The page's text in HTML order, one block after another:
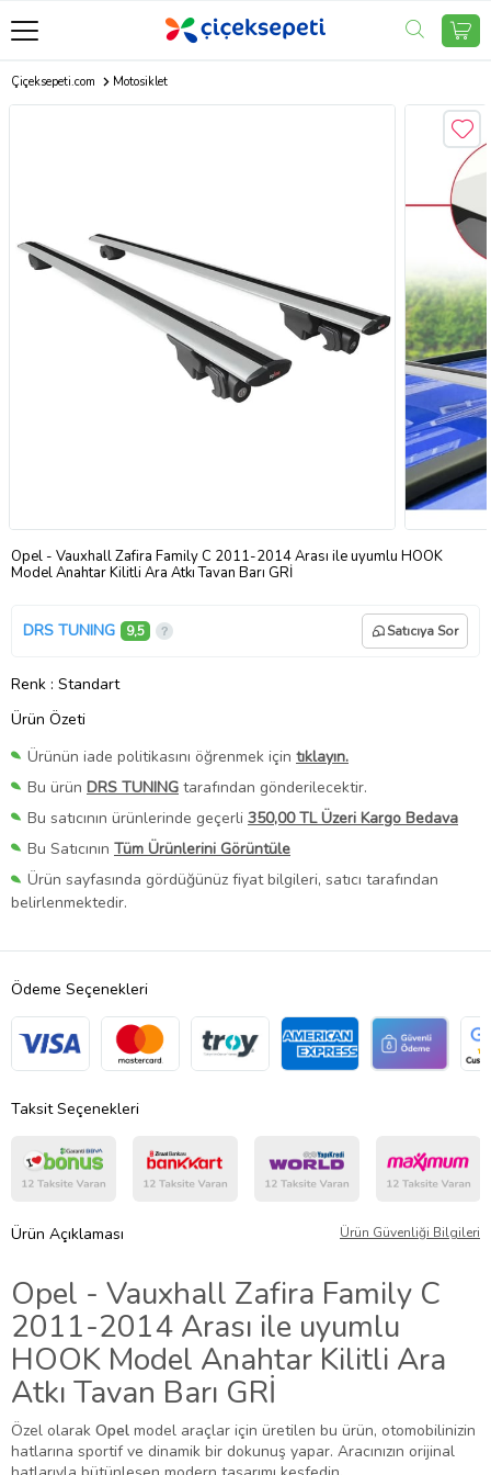
Çiçeksepeti.com Motosiklet
Opel - Vauxhall Zafira Family C 2011-2014 Arası ile uyumlu HOOK
Model Anahtar Kilitli Ara Atkı Tavan Barı GRİ
DRS TUNING 9,5 Satıcıya Sor
Renk : Standart
Ürün Özeti
Ürünün iade politikasını öğrenmek için tıklayın.
Bu ürün DRS TUNING tarafından gönderilecektir.
Bu satıcının ürünlerinde geçerli 350,00 TL Üzeri Kargo Bedava
Bu Satıcının Tüm Ürünlerini Görüntüle
Ürün sayfasında gördüğünüz fiyat bilgileri, satıcı tarafından
belirlenmektedir.
Ödeme Seçenekleri
Taksit Seçenekleri
Ürün Açıklaması Ürün Güvenliği Bilgileri
Opel - Vauxhall Zafira Family C
2011-2014 Arası ile uyumlu
HOOK Model Anahtar Kilitli Ara
Atkı Tavan Barı GRİ
Özel olarak Opel model araçlar için üretilen bu ürün, otomobilinizin
hatlarına sportif ve dinamik bir dokunuş yapar. Aracınızın orijinal